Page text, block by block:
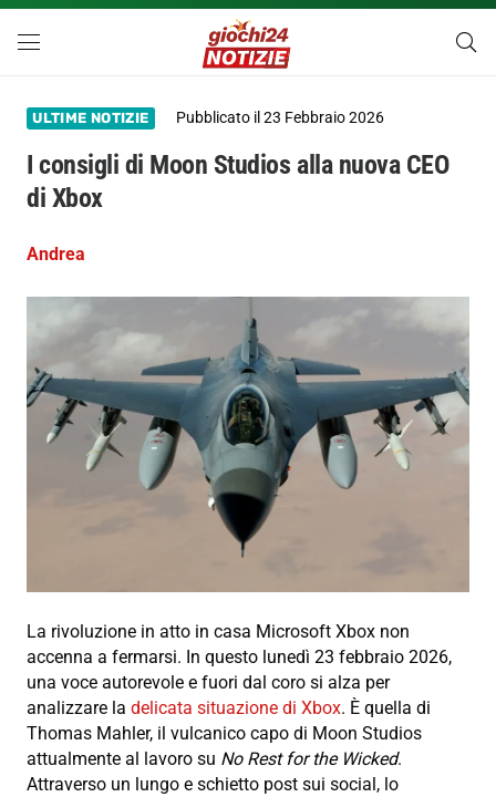
ULTIME NOTIZIE Pubblicato il23 Febbraio 2026
I consigli di Moon Studios alla nuova CEO
di Xbox
Andrea
La rivoluzione in atto in casa Microsoft Xbox non
accenna a fermarsi. In questo lunedì 23 febbraio 2026,
una voce autorevole e fuori dal coro si alza per
analizzare la delicata situazione di Xbox. È quella di
Thomas Mahler, il vulcanico capo di Moon Studios
attualmente al lavoro su No Rest for the Wicked.
Attraverso un lungo e schietto post sui social, lo